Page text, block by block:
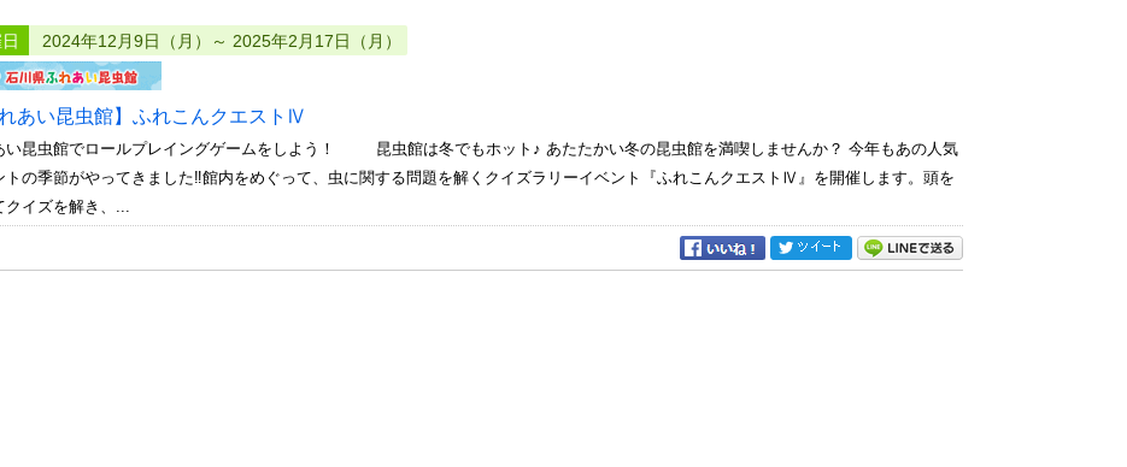
2024年12月9日（月）～ 2025年2月17日（月）
れあい昆虫館】ふれこんクエストⅣ
い昆虫館でロールプレイングゲームをしよう！ 昆虫館は冬でもホット♪ あたたかい冬の昆虫館を満喫しませんか？ 今年もあの人気
トの季節がやってきました‼館内をめぐって、虫に関する問題を解くクイズラリーイベント『ふれこんクエストⅣ』を開催します。頭を
クイズを解き、...